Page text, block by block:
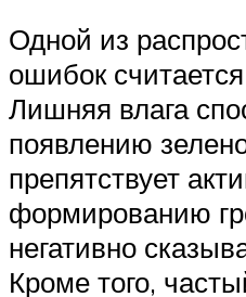
Одной из
ошибок
Лишняя влага
появлению
препятствует
формированию
негативно
Кроме того,